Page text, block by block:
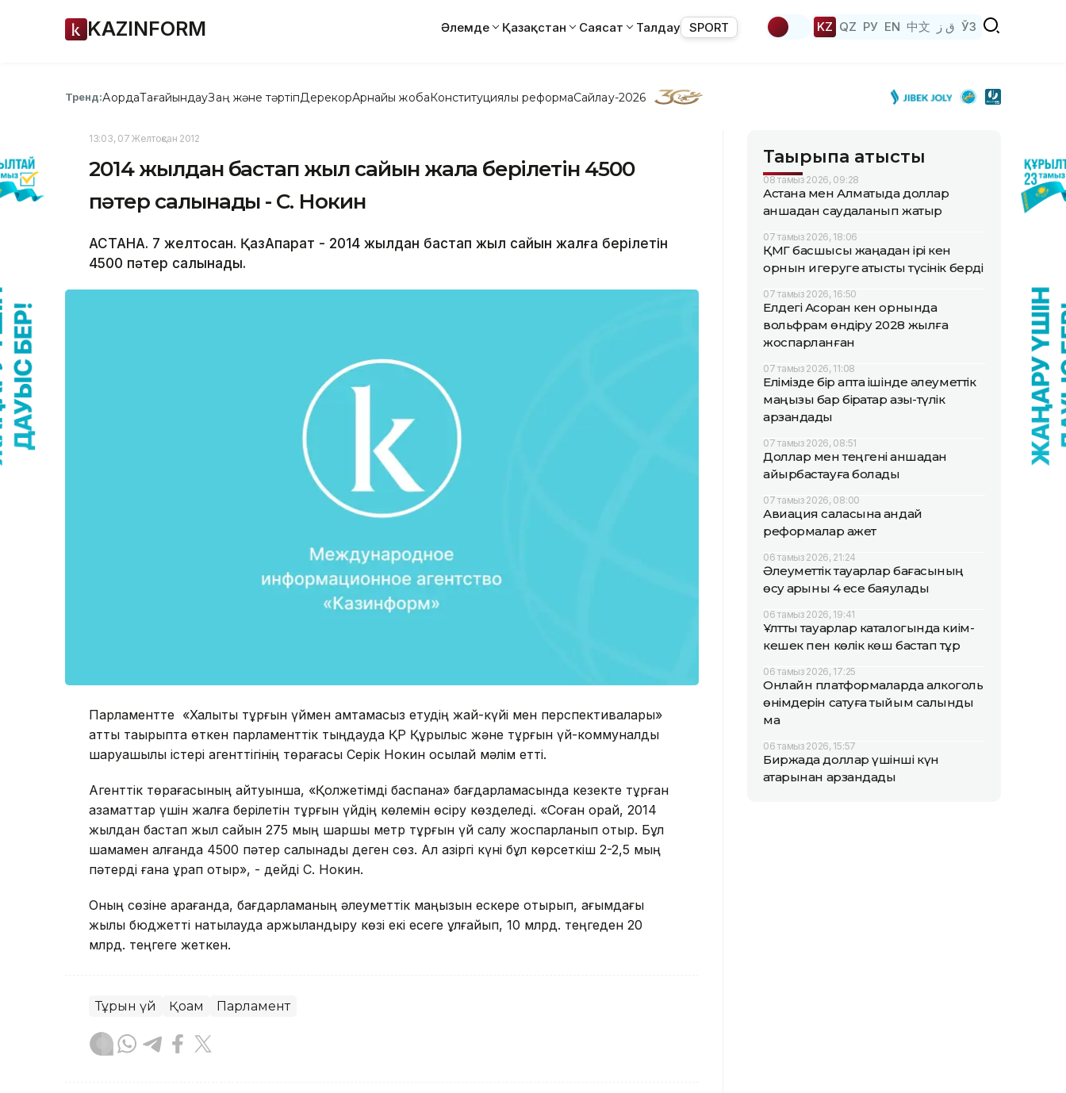
KAZINFORM Әлемде Қазақстан Саясат Талдау SPORT KZ QZ РУ EN 中文 ق ز ЎЗ
Тренд:АқордаТағайындауЗаң және тәртіпДерекқорАрнайы жобаКонституциялық реформаСайлау-2026
13:03, 07 Желтоқсан 2012
2014 жылдан бастап жыл сайын жалға берілетін 4500
пәтер салынады - С. Нокин
АСТАНА. 7 желтоқсан. ҚазАқпарат - 2014 жылдан бастап жыл сайын жалға берілетін
4500 пәтер салынады.
Парламентте «Халықты тұрғын үймен қамтамасыз етудің жай-күйі мен перспективалары»
атты тақырыпта өткен парламенттік тыңдауда ҚР Құрылыс және тұрғын үй-коммуналдық
шаруашылық істері агенттігінің төрағасы Серік Нокин осылай мәлім етті.
Агенттік төрағасының айтуынша, «Қолжетімді баспана» бағдарламасында кезекте тұрған
азаматтар үшін жалға берілетін тұрғын үйдің көлемін өсіру көзделеді. «Соған орай, 2014
жылдан бастап жыл сайын 275 мың шаршы метр тұрғын үй салу жоспарланып отыр. Бұл
шамамен алғанда 4500 пәтер салынады деген сөз. Ал қазіргі күні бұл көрсеткіш 2-2,5 мың
пәтерді ғана құрап отыр», - дейді С. Нокин.
Оның сөзіне қарағанда, бағдарламаның әлеуметтік маңызын ескере отырып, ағымдағы
жылы бюджетті нақтылауда қаржыландыру көзі екі есеге ұлғайып, 10 млрд. теңгеден 20
млрд. теңгеге жеткен.
Тұрғын үй Қоғам Парламент
Тақырыпқа қатысты
08 тамыз 2026, 09:28
Астана мен Алматыда доллар
қаншадан саудаланып жатыр
07 тамыз 2026, 18:06
ҚМГ басшысы жаңадан ірі кен
орнын игеруге қатысты түсінік берді
07 тамыз 2026, 16:50
Елдегі Ақсоран кен орнында
вольфрам өндіру 2028 жылға
жоспарланған
07 тамыз 2026, 11:08
Елімізде бір апта ішінде әлеуметтік
маңызы бар бірқатар азық-түлік
арзандады
07 тамыз 2026, 08:51
Доллар мен теңгені қаншадан
айырбастауға болады
07 тамыз 2026, 08:00
Авиация саласына қандай
реформалар қажет
06 тамыз 2026, 21:24
Әлеуметтік тауарлар бағасының
өсу қарқыны 4 есе баяулады
06 тамыз 2026, 19:41
Ұлттық тауарлар каталогында киім-
кешек пен көлік көш бастап тұр
06 тамыз 2026, 17:25
Онлайн платформаларда алкоголь
өнімдерін сатуға тыйым салынды
ма
06 тамыз 2026, 15:57
Биржада доллар үшінші күн
қатарынан арзандады